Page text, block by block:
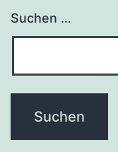
Suchen …